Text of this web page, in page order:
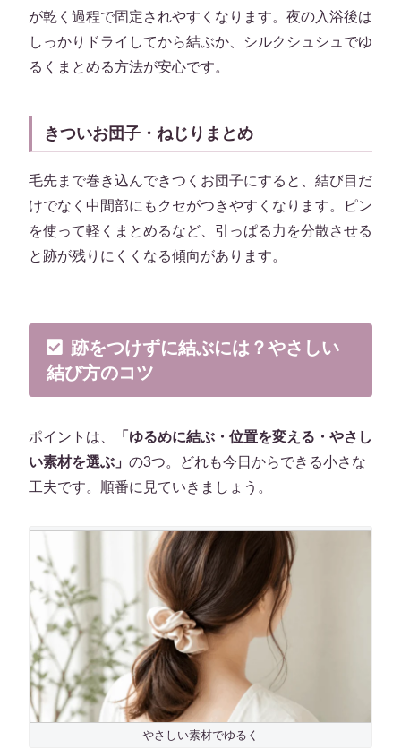
が乾く過程で固定されやすくなります。夜の入浴後は
しっかりドライしてから結ぶか、シルクシュシュでゆ
るくまとめる方法が安心です。
きついお団子・ねじりまとめ
毛先まで巻き込んできつくお団子にすると、結び目だ
けでなく中間部にもクセがつきやすくなります。ピン
を使って軽くまとめるなど、引っぱる力を分散させる
と跡が残りにくくなる傾向があります。
跡をつけずに結ぶには？やさしい
結び方のコツ
ポイントは、
「ゆるめに結ぶ・位置を変える・やさし
い素材を選ぶ」 の3つ。どれも今日からできる小さな
工夫です。順番に見ていきましょう。
やさしい素材でゆるく